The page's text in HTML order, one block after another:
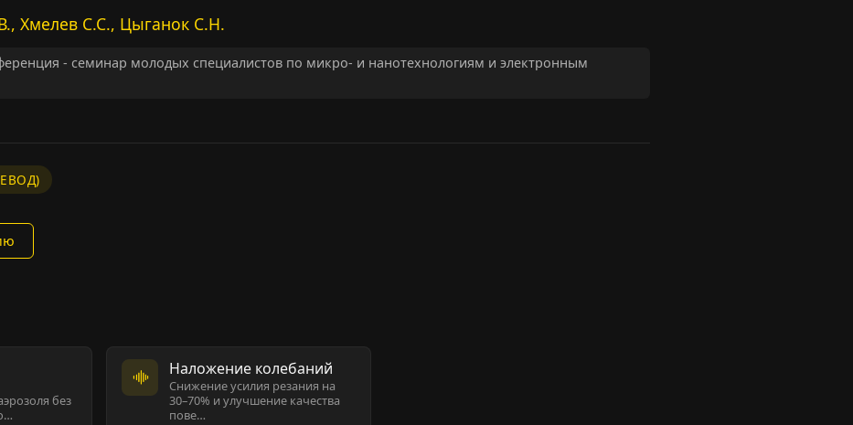
Хмелев С.С., Цыганок С.Н.
- семинар молодых специалистов по микро- и нанотехнологиям и электронным
без
Наложение колебаний
Снижение усилия резания на
30–70% и улучшение качества
пове…